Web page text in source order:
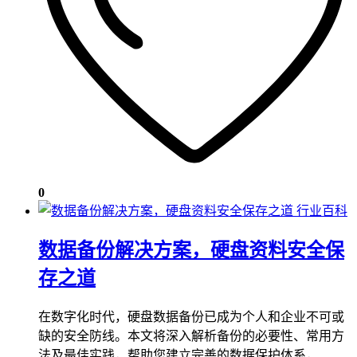
0
行业百科
数据备份解决方案，硬盘资料安全保
存之道
在数字化时代，硬盘数据备份已成为个人和企业不可或
缺的安全防线。本文将深入解析备份的必要性、常用方